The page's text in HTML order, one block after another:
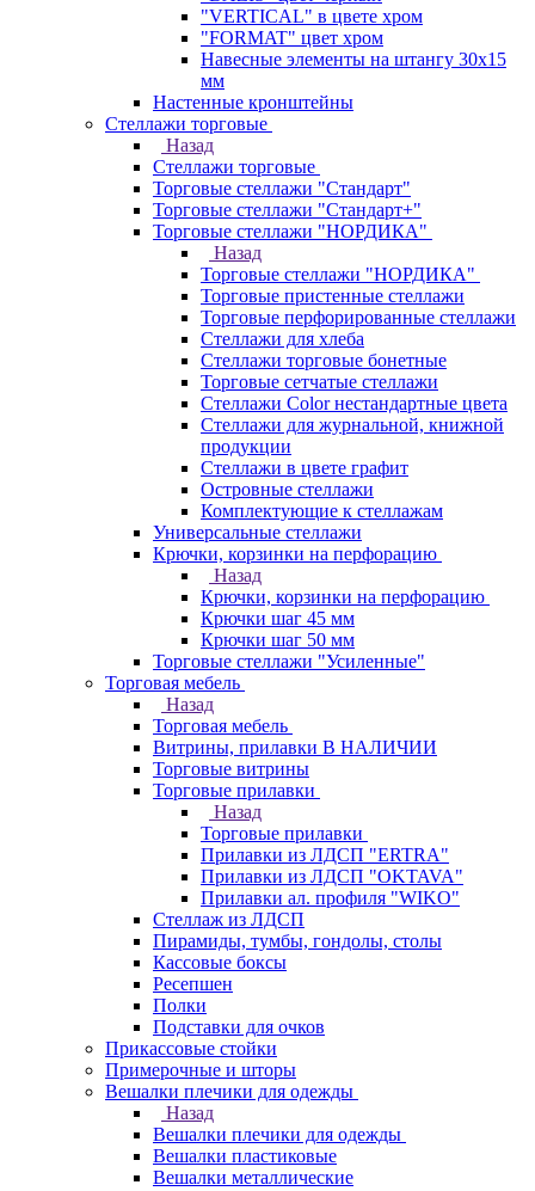
"VERTICAL" в цвете хром
"FORMAT" цвет хром
Навесные элементы на штангу 30х15
мм
Настенные кронштейны
Стеллажи торговые
Назад
Стеллажи торговые
Торговые стеллажи "Стандарт"
Торговые стеллажи "Стандарт+"
Торговые стеллажи "НОРДИКА"
Назад
Торговые стеллажи "НОРДИКА"
Торговые пристенные стеллажи
Торговые перфорированные стеллажи
Стеллажи для хлеба
Стеллажи торговые бонетные
Торговые сетчатые стеллажи
Стеллажи Color нестандартные цвета
Стеллажи для журнальной, книжной
продукции
Стеллажи в цвете графит
Островные стеллажи
Комплектующие к стеллажам
Универсальные стеллажи
Крючки, корзинки на перфорацию
Назад
Крючки, корзинки на перфорацию
Крючки шаг 45 мм
Крючки шаг 50 мм
Торговые стеллажи "Усиленные"
Торговая мебель
Назад
Торговая мебель
Витрины, прилавки В НАЛИЧИИ
Торговые витрины
Торговые прилавки
Назад
Торговые прилавки
Прилавки из ЛДСП "ERTRA"
Прилавки из ЛДСП "OKTAVA"
Прилавки ал. профиля "WIKO"
Стеллаж из ЛДСП
Пирамиды, тумбы, гондолы, столы
Кассовые боксы
Ресепшен
Полки
Подставки для очков
Прикассовые стойки
Примерочные и шторы
Вешалки плечики для одежды
Назад
Вешалки плечики для одежды
Вешалки пластиковые
Вешалки металлические